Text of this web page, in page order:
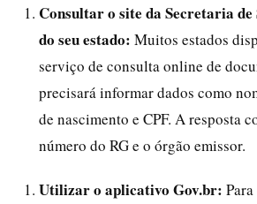
Consultar o site da Secretaria
do seu estado: Muitos estados
serviço de consulta online de
precisará informar dados como
de nascimento e CPF. A resposta
número do RG e o órgão emissor.
Utilizar o aplicativo Gov.br: